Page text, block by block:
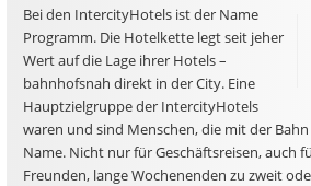
Bei den IntercityHotels ist der Name
Programm. Die Hotelkette legt seit jeher
Wert auf die Lage ihrer Hotels –
bahnhofsnah direkt in der City. Eine
Hauptzielgruppe der IntercityHotels
waren und sind Menschen, die mit der
Name. Nicht nur für Geschäftsreisen, auch
Freunden, lange Wochenenden zu zweit